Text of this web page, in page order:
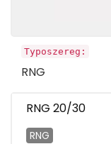
Typoszereg:
RNG
RNG 20/30
RNG